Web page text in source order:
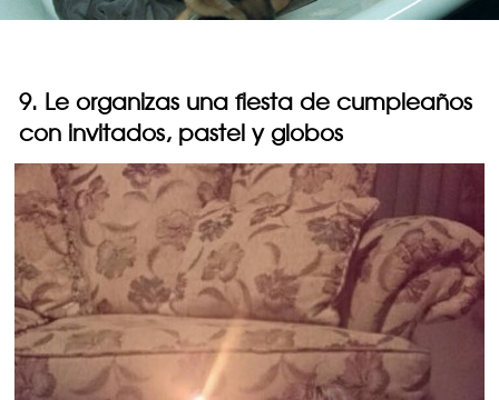
9. Le organizas una fiesta de cumpleaños
con invitados, pastel y globos